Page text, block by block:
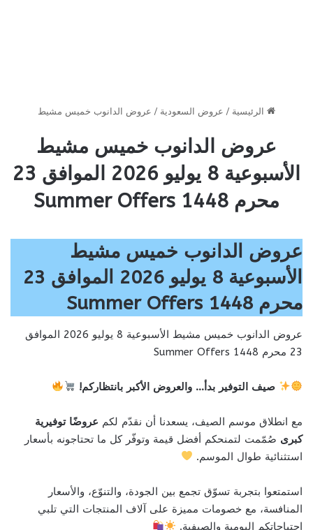
الرئيسية / عروض السعودية / عروض الدانوب خميس مشيط
عروض الدانوب خميس مشيط
الأسبوعية 8 يوليو 2026 الموافق 23
محرم 1448 Summer Offers
عروض الدانوب خميس مشيط
الأسبوعية 8 يوليو 2026 الموافق 23
محرم 1448 Summer Offers
عروض الدانوب خميس مشيط الأسبوعية 8 يوليو 2026 الموافق
23 محرم 1448 Summer Offers
صيف التوفير بدأ… والعروض الأكبر بانتظاركم!
مع انطلاق موسم الصيف، يسعدنا أن نقدّم لكم عروضًا توفيرية
كبرى صُمّمت لتمنحكم أفضل قيمة وتوفّر كل ما تحتاجونه بأسعار
استثنائية طوال الموسم.
استمتعوا بتجربة تسوّق تجمع بين الجودة، والتنوّع، والأسعار
المنافسة، مع خصومات مميزة على آلاف المنتجات التي تلبي
احتياجاتكم اليومية والصيفية.